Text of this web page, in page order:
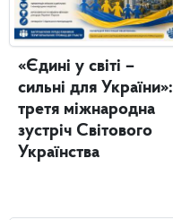
«Єдині у світі –
сильні для України»:
третя міжнародна
зустріч Світового
Українства